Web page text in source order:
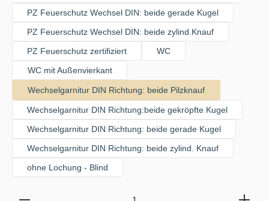
PZ Feuerschutz Wechsel DIN: beide gerade Kugel
PZ Feuerschutz Wechsel DIN: beide zylind.Knauf
PZ Feuerschutz zertifiziert
WC
WC mit Außenvierkant
Wechselgarnitur DIN Richtung: beide Pilzknauf
Wechselgarnitur DIN Richtung:beide gekröpfte Kugel
Wechselgarnitur DIN Richtung: beide gerade Kugel
Wechselgarnitur DIN Richtung: beide zylind. Knauf
ohne Lochung - Blind
Produkt Anzahl: Gib den gewünschten Wert ein